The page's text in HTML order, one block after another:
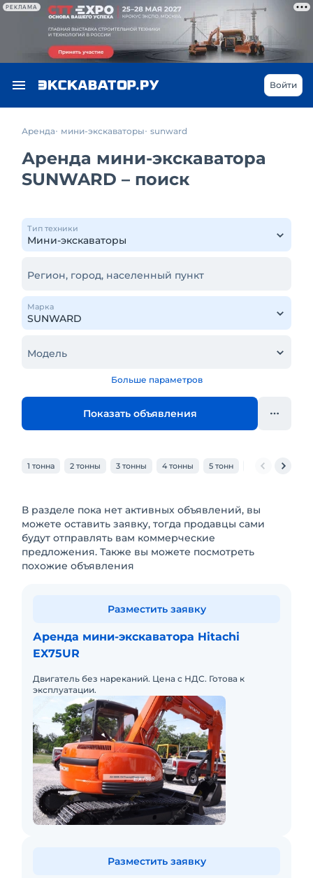
РЕКЛАМА
Войти
Аренда мини-экскаваторы sunward
Аренда мини-экскаватора
SUNWARD – поиск
Тип техники
Регион, город, населенный пункт
Марка
Модель
Больше параметров
Показать объявления
1 тонна 2 тонны 3 тонны 4 тонны 5 тонн 6 тонн
В разделе пока нет активных объявлений, вы
можете оставить заявку, тогда продавцы сами
будут отправлять вам коммерческие
предложения. Также вы можете посмотреть
похожие объявления
Аренда мини-экскаватора Hitachi
EX75UR
Двигатель без нареканий. Цена с НДС. Готова к
эксплуатации.
Разместить заявку
Разместить заявку